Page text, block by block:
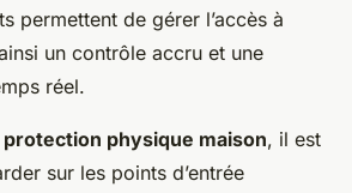
permettent de gérer l’accès à
un contrôle accru et une
réel.
protection physique maison, il est
sur les points d’entrée